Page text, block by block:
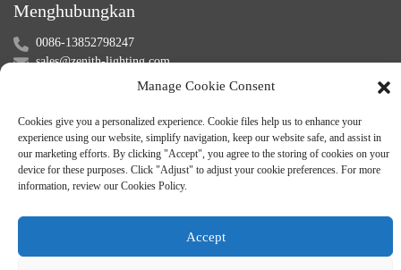
Menghubungkan
0086-13852798247
sales@zenith-lighting.com
Skype: samwang1989
© Hak Cipta - 2010-2024 : Semua Hak Dilindungi Undang-Undang.
Manage Cookie Consent
Cookies give you a personalized experience. Cookie files help us to enhance your
experience using our website, simplify navigation, keep our website safe, and assist in
our marketing efforts. By clicking "Accept", you agree to the storing of cookies on your
device for these purposes. Click "Adjust" to adjust your cookie preferences. For more
information, review our Cookies Policy.
Accept